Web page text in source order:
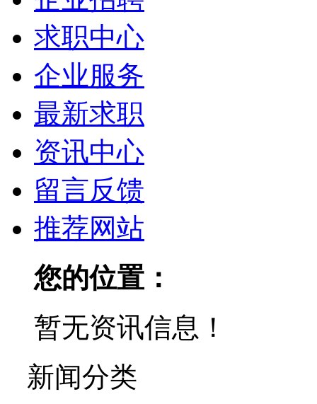
求职中心
企业服务
最新求职
资讯中心
留言反馈
推荐网站
您的位置：
暂无资讯信息！
新闻分类